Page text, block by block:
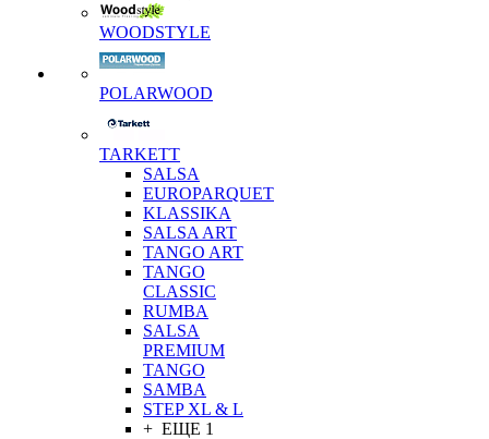
WOODSTYLE
POLARWOOD
TARKETT
SALSA
EUROPARQUET
KLASSIKA
SALSA ART
TANGO ART
TANGO
CLASSIC
RUMBA
SALSA
PREMIUM
TANGO
SAMBA
STEP XL & L
+ ЕЩЕ 1